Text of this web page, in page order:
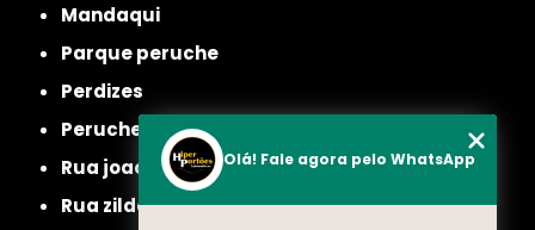
mandaqui
parque peruche
perdizes
peruche
rua joao ruthe
rua zilda
Olá! Fale agora pelo WhatsApp